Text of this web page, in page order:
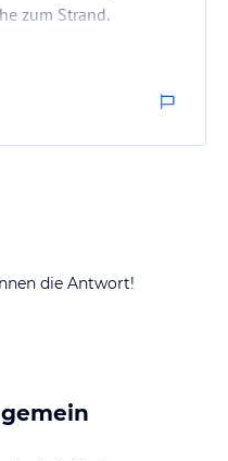
zum Strand.
die Antwort!